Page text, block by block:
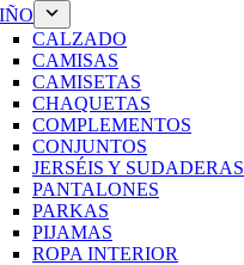
CALZADO
CAMISAS
CAMISETAS
CHAQUETAS
COMPLEMENTOS
CONJUNTOS
JERSÉIS Y SUDADERAS
PANTALONES
PARKAS
PIJAMAS
ROPA INTERIOR